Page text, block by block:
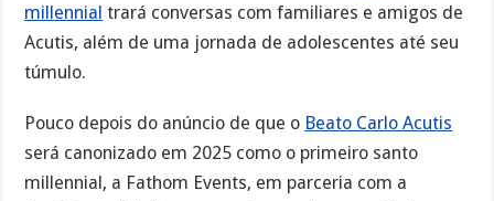
millennial trará conversas com familiares e amigos de
Acutis, além de uma jornada de adolescentes até seu
túmulo.
Pouco depois do anúncio de que o Beato Carlo Acutis
será canonizado em 2025 como o primeiro santo
millennial, a Fathom Events, em parceria com a